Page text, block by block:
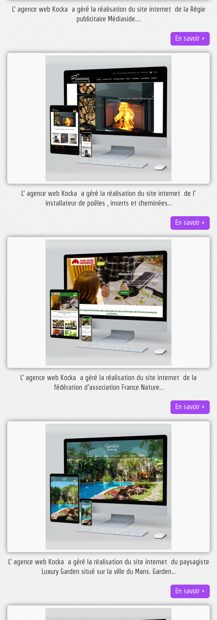
L’ agence web Kocka a géré la réalisation du site internet de la Régie
publicitaire Médiaside....
En savoir +
L’ agence web Kocka a géré la réalisation du site internet de l’
installateur de poêles , inserts et cheminées...
En savoir +
L’ agence web Kocka a géré la réalisation du site internet de la
fédération d’association France Nature...
En savoir +
L’ agence web Kocka a géré la réalisation du site internet du paysagiste
Luxury Garden situé sur la ville du Mans. Garden...
En savoir +